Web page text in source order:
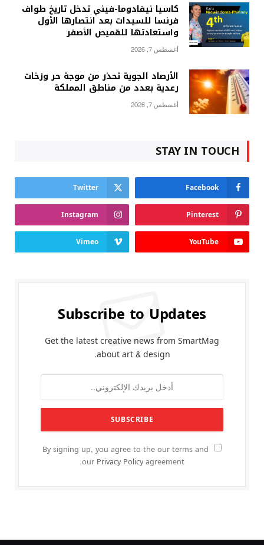
كاسيا نيفادوما-فيني تدخل تاريخ طواف
فرنسا للسيدات بعد انتصارها الأول
واستعادتها للقميص الأصفر
أغسطس 7, 2026
الأرصاد الجوية تحذر من موجة حر وزخات
رعدية بعدد من مناطق المملكة
أغسطس 7, 2026
STAY IN TOUCH
Facebook
Twitter
Pinterest
Instagram
YouTube
Vimeo
Subscribe to Updates
Get the latest creative news from SmartMag
about art & design.
By signing up, you agree to the our terms and
our Privacy Policyagreement.